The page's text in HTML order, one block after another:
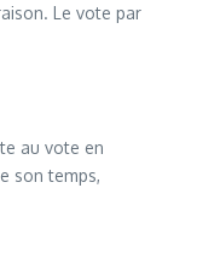
Le vote par
au vote en
son temps,